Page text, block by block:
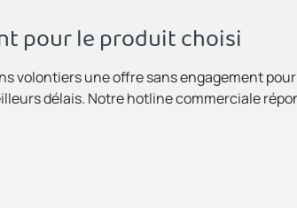
pour le produit choisi
volontiers une offre sans engagement
délais. Notre hotline commerciale